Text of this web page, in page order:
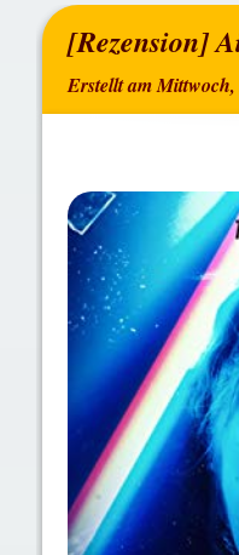
[Rezension]
Erstellt am